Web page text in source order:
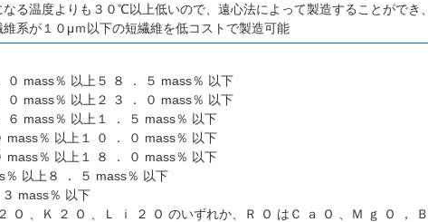
なる温度よりも３０℃以上低いので、遠心法によって製造することができ
系が１０μｍ以下の短繊維を低コストで製造可能
０ mass％ 以上５ ８ ． ５ mass％ 以下
０ mass％ 以上２ ３ ． ０ mass％ 以下
６ mass％ 以上１ ． ５ mass％ 以下
mass％ 以上１ ０ ． ０ mass％ 以下
mass％ 以上１ ８ ． ０ mass％ 以下
％ 以上８ ． ５ mass％ 以下
mass％ 以下
Ｏ 、Ｋ ２ Ｏ 、Ｌ ｉ ２ Ｏ のいずれか、Ｒ Ｏ はＣ ａ Ｏ 、Ｍ ｇ Ｏ ，